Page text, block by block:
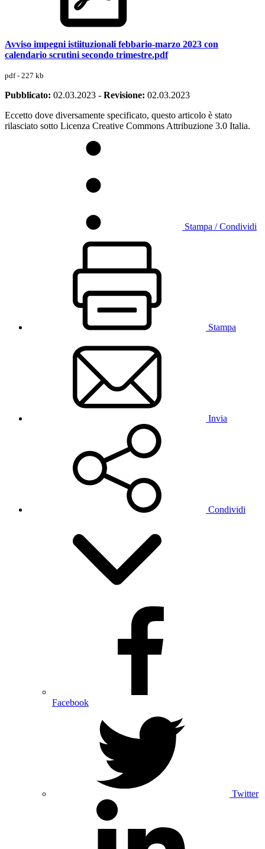
Avviso impegni istiituzionali febbario-marzo 2023 con
calendario scrutini secondo trimestre.pdf
pdf - 227 kb
Pubblicato: 02.03.2023 - Revisione: 02.03.2023
Eccetto dove diversamente specificato, questo articolo è stato
rilasciato sotto Licenza Creative Commons Attribuzione 3.0 Italia.
Stampa / Condividi
Stampa
Invia
Condividi
Facebook
Twitter